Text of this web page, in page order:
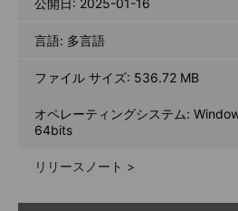
言語: 多言語
ファイル サイズ: 536.72 MB
オペレーティングシステム:
64bits
リリースノート >